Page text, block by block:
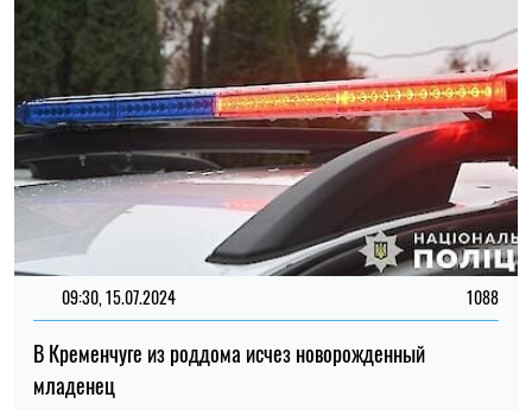
09:30, 15.07.2024 1088
В Кременчуге из роддома исчез новорожденный
младенец